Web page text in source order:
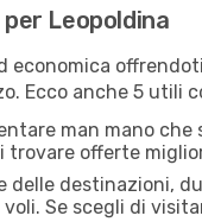
Leopoldina
economica
Ecco anche 5 utili
man mano
trovare offerte
delle destinazioni,
Se scegli di